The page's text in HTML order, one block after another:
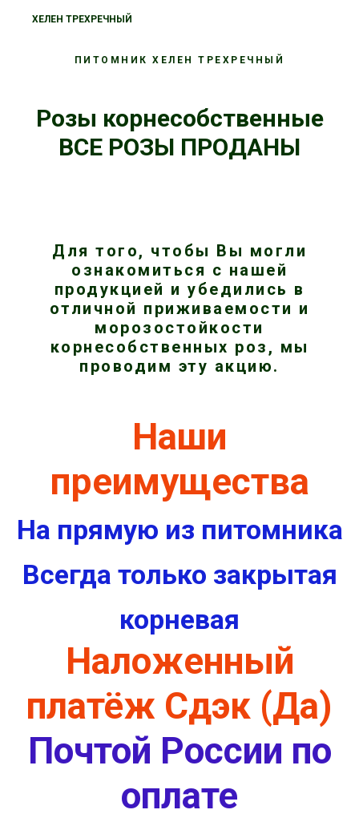
ХЕЛЕН ТРЕХРЕЧНЫЙ
ПИТОМНИК ХЕЛЕН ТРЕХРЕЧНЫЙ
Розы корнесобственные
ВСЕ РОЗЫ ПРОДАНЫ
Для того, чтобы Вы могли
ознакомиться с нашей
продукцией и убедились в
отличной приживаемости и
морозостойкости
корнесобственных роз, мы
проводим эту акцию.
Наши
преимущества
На прямую из питомника
Всегда только закрытая
корневая
Наложенный
платёж Сдэк (Да)
Почтой России по
оплате